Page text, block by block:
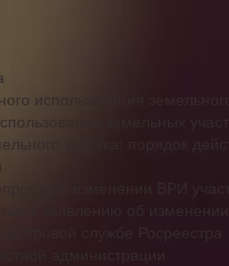
использования земельного
земельных
участка: порядок
об изменении ВРИ
к заявлению об изменении
службе Росреестра
администрации